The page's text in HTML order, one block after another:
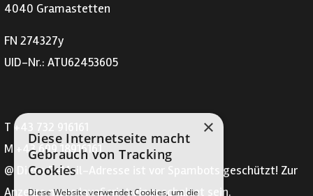
4040 Gramastetten
FN 274327y
UID-Nr.: ATU62453605
T +43 732 916161
M +43 699 18916161
@ Diese E-Mail-Adresse ist vor Spambots geschützt! Zur
Anzeige muss JavaScript eingeschaltet sein.
×
Diese Internetseite macht
Gebrauch von Tracking
Cookies
Diese Website verwendet Cookies, um die